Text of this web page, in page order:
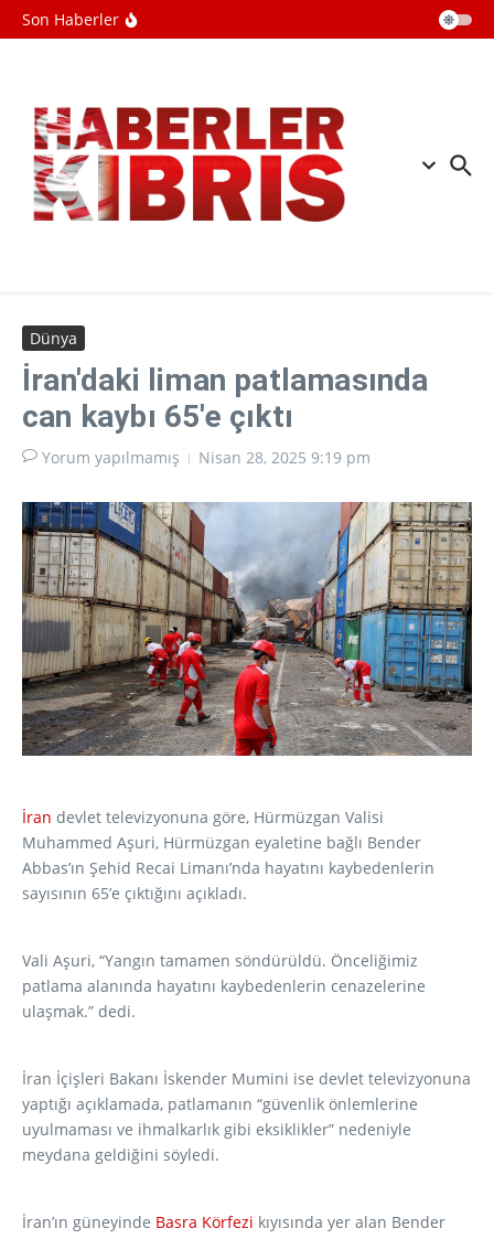
İçeriğe atla
Son Haberler
getirildi
Dünya
İran'daki liman patlamasında
can kaybı 65'e çıktı
Yorum yapılmamış Nisan 28, 2025 9:19 pm
İran devlet televizyonuna göre, Hürmüzgan Valisi
Muhammed Aşuri, Hürmüzgan eyaletine bağlı Bender
Abbas’ın Şehid Recai Limanı’nda hayatını kaybedenlerin
sayısının 65’e çıktığını açıkladı.
Vali Aşuri, “Yangın tamamen söndürüldü. Önceliğimiz
patlama alanında hayatını kaybedenlerin cenazelerine
ulaşmak.” dedi.
İran İçişleri Bakanı İskender Mumini ise devlet televizyonuna
yaptığı açıklamada, patlamanın “güvenlik önlemlerine
uyulmaması ve ihmalkarlık gibi eksiklikler” nedeniyle
meydana geldiğini söyledi.
İran’ın güneyinde Basra Körfezi kıyısında yer alan Bender